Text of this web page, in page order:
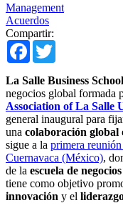
Management
Acuerdos
Compartir:
Facebook
La Salle Business
negocios global formada
Association of La Salle
general inaugural para
una colaboración global
sigue a la primera reunión
Cuernavaca (México),
de la escuela de
tiene como objetivo
innovación y el